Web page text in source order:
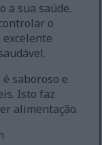
a sua saúde.
o
excelente
saboroso e
Isto faz
alimentação.